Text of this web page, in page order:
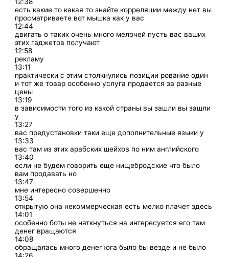
есть какие то какая то знайте корреляции между нет вы
просматриваете вот мышка как у вас
12:44
двигать о таких очень много мелочей пусть вас ваших
этих гаджетов получают
12:58
рекламу
13:11
практически с этим столкнулись позиции рование один
и тот же товар особенно услуга продается за разные
цены
13:19
в зависимости того из какой страны вы зашли вы зашли
у
13:27
вас предустановки таки еще дополнительные языки у
13:33
вас там из этих арабских шейхов по ним английского
13:40
если не будем говорить еще нищебродские что было
вам продавать но
13:47
мне интересно совершенно
13:54
открытую она некоммерческая есть мелко плачет здесь
14:01
особенно боты не наткнуться на интересуется его там
денег вращаются
14:08
обращалась много денег юга было бы везде и не было